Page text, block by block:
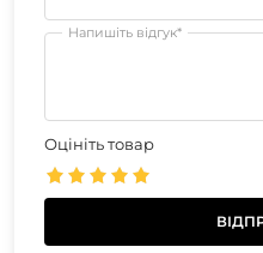
Напишіть відгук*
Оцініть товар